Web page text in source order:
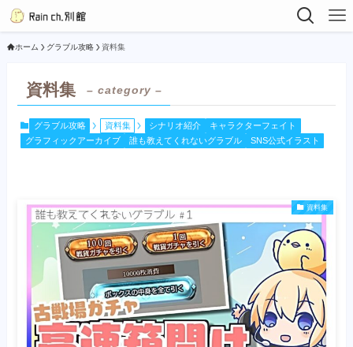
ホーム グラブル攻略 資料集
資料集 – category –
グラブル攻略 資料集 シナリオ紹介
キャラクターフェイト
グラフィックアーカイブ
誰も教えてくれないグラブル SNS公式イラスト
資料集